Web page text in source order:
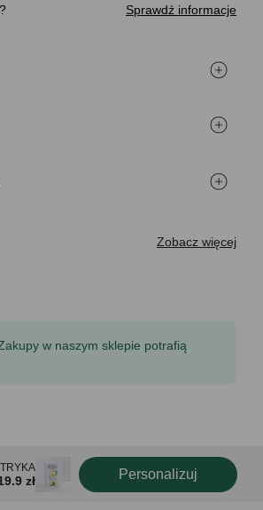
Sprawdź informacje
Zobacz więcej
w naszym sklepie potrafią
zł Personalizuj